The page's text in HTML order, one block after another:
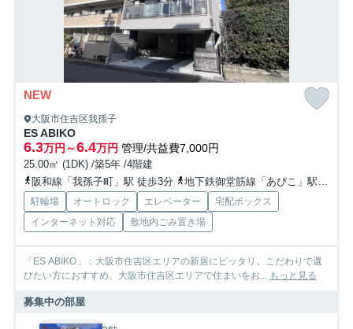
NEW
大阪市住吉区我孫子
ES ABIKO
6.3万円～6.4万円 管理/共益費7,000円
25.00㎡ (1DK) /築5年 /4階建
阪和線「我孫子町」駅 徒歩3分
地下鉄御堂筋線「あびこ」駅 徒歩9分
駐輪場 オートロック エレベーター
宅配ボックス
インターネット対応
敷地内ごみ置き場
「ES ABIKO」：大阪市住吉区エリアの新居にピッタリ。こだわりで選
びたい方におすすめ。大阪市住吉区エリアで住まいをお... もっと見る
募集中の部屋